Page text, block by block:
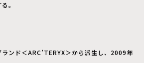
。
ンド＜ARC’TERYX＞から派生し、2009年